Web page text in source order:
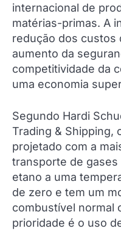
internacional de
matérias-primas. A
redução dos custos
aumento da
competitividade da
uma economia
Segundo Hardi
Trading & Shipping,
projetado com a
transporte de gases
etano a uma
de zero e tem um
combustível normal
prioridade é o uso